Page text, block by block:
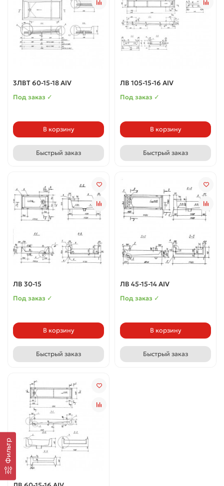
Фильтр
3ЛВТ 60-15-18 АIV
Под заказ ✓
В корзину
Быстрый заказ
ЛВ 105-15-16 АIV
Под заказ ✓
В корзину
Быстрый заказ
ЛВ 30-15
Под заказ ✓
В корзину
Быстрый заказ
ЛВ 45-15-14 АIV
Под заказ ✓
В корзину
Быстрый заказ